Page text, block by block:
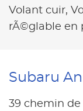
Volant cuir,
rÃ©glable en
Subaru
39 chemin